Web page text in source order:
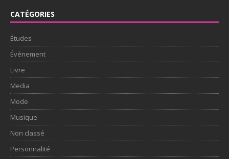
CATÉGORIES
Études
Événement
Livre
Media
Mode
Musique
Non classé
Personnalité